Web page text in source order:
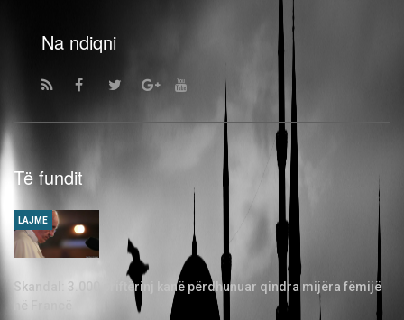
Na ndiqni
Të fundit
Skandal: 3.000 priftërinj kanë përdhunuar qindra mijëra fëmijë
LAJME